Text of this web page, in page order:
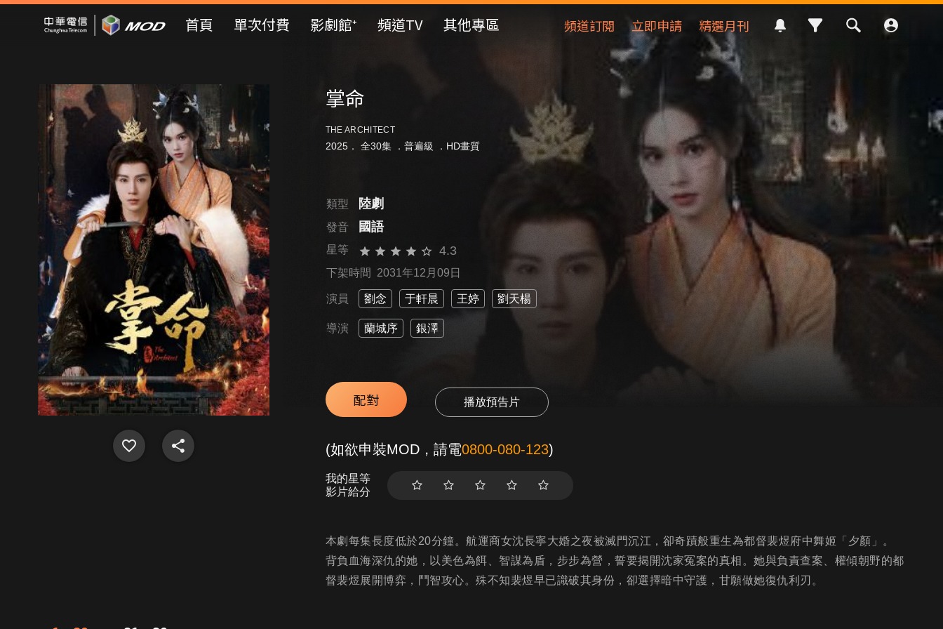
Mod Web
首頁 單次付費 影劇館⁺ 頻道TV 其他專區 頻道訂閱 立即申請 精選月刊
掌命
THE ARCHITECT
2025． 全30集 ． 普遍級 ．HD畫質
類型 陸劇
發音 國語
星等 4.3
下架時間 2031年12月09日
演員 劉念 于軒晨 王婷 劉天楊
導演 蘭城序 銀澤
配對 播放預告片
(如欲申裝MOD，請電0800-080-123)
我的星等
影片給分
本劇每集長度低於20分鐘。航運商女沈長寧大婚之夜被滅門沉江，卻奇蹟般重生為都督裴煜府中舞姬「夕顏」。
背負血海深仇的她，以美色為餌、智謀為盾，步步為營，誓要揭開沈家冤案的真相。她與負責查案、權傾朝野的都
督裴煜展開博弈，鬥智攻心。殊不知裴煜早已識破其身份，卻選擇暗中守護，甘願做她復仇利刃。